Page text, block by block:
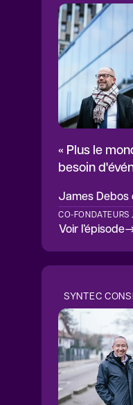
« Plus le
besoin
James Debos
CO-FONDATEURS
Voir l’épisode
SYNTEC